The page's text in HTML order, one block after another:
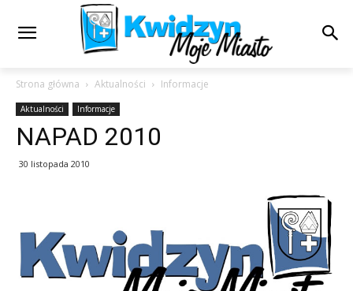
Strona główna Aktualności Informacje
Aktualności Informacje
NAPAD 2010
30 listopada 2010